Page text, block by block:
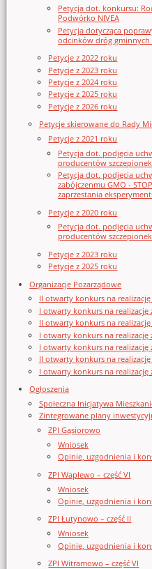
Petycja dot. konkursu:
Podwórko NIVEA
Petycja dotycząca
odcinków dróg gminnych
Petycje z 2022 roku
Petycje z 2023 roku
Petycje z 2024 roku
Petycje z 2025 roku
Petycje z 2026 roku
Petycje skierowane do Rady
Petycje z 2021 roku
Petycja dot. podjęcia
producentów
Petycja dot. podjęcia
zabójczenmu GMO -
zaprzestania
Petycje z 2020 roku
Petycja dot. podjęcia
producentów
Petycje z 2023 roku
Petycje z 2025 roku
Organizacje Pozarządowe
II otwarty konkurs na
I otwarty konkurs na realizację
II otwarty konkurs na
I otwarty konkurs na realizację
I otwarty konkurs na realizację
II otwarty konkurs na
I otwarty konkurs na realizację
Ogłoszenia
Społeczna Inicjatywa
Zintegrowane plany
ZPI Gąsiorowo
Wniosek
Opinie, uzgodnienia i
ZPI Waplewo – część VI
Wniosek
Opinie, uzgodnienia i
ZPI Łutynowo – część II
Wniosek
Opinie, uzgodnienia i
ZPI Witramowo – część VI